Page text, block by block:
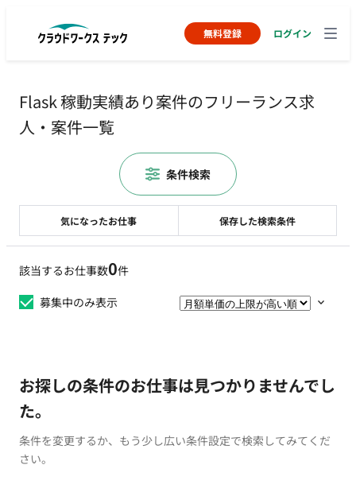
無料登録 ログイン
Flask 稼動実績あり案件のフリーランス求
人・案件一覧
該当するお仕事数0件
募集中のみ表示
お探しの条件のお仕事は見つかりませんでし
た。
条件を変更するか、もう少し広い条件設定で検索してみてくだ
さい。
気になったお仕事 保存した検索条件
条件検索